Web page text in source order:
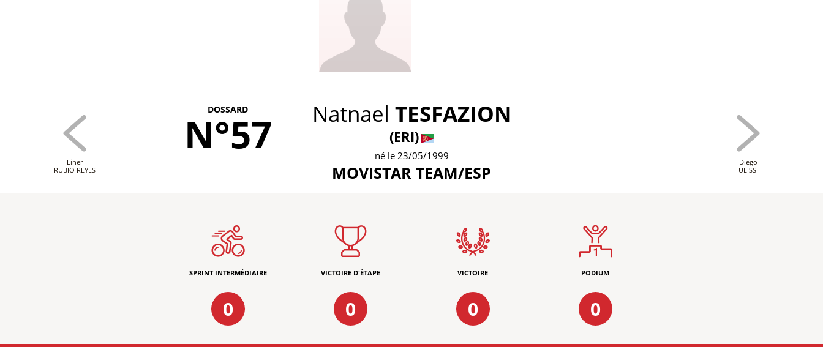
DOSSARD
N°57 Natnael TESFAZION
(ERI)
né le 23/05/1999
MOVISTAR TEAM/ESP
Einer
RUBIO REYES
Diego
ULISSI
SPRINT INTERMÉDIAIRE
0
VICTOIRE D'ÉTAPE
0
VICTOIRE
0
PODIUM
0